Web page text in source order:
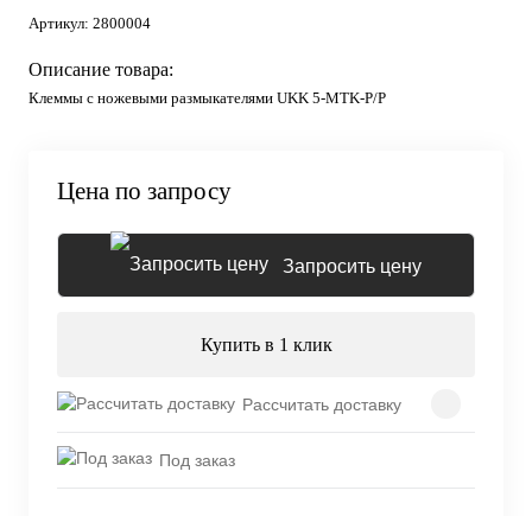
Артикул: 2800004
Описание товара:
Клеммы с ножевыми размыкателями UKK 5-MTK-P/P
Цена по запросу
Запросить цену
Купить в 1 клик
Рассчитать доставку
Под заказ